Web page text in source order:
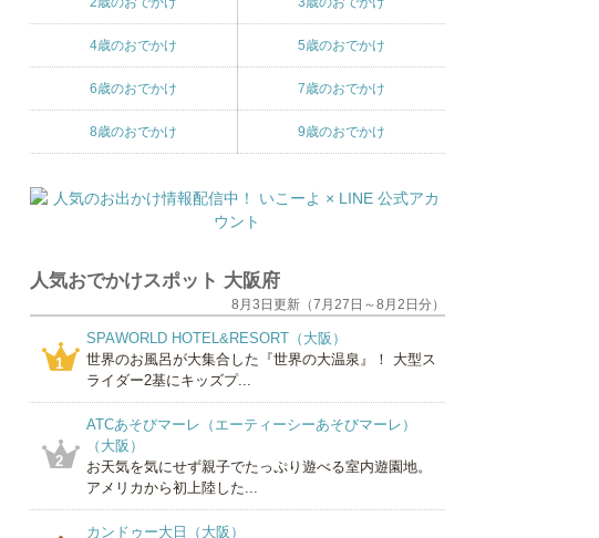
4歳のおでかけ 5歳のおでかけ
6歳のおでかけ 7歳のおでかけ
8歳のおでかけ 9歳のおでかけ
人気おでかけスポット 大阪府
8月3日更新（7月27日～8月2日分）
1
SPAWORLD HOTEL&RESORT（大阪）
世界のお風呂が大集合した『世界の大温泉』！ 大型ス
ライダー2基にキッズプ...
2
ATCあそびマーレ（エーティーシーあそびマーレ）
（大阪）
お天気を気にせず親子でたっぷり遊べる室内遊園地。
アメリカから初上陸した...
カンドゥー大日（大阪）